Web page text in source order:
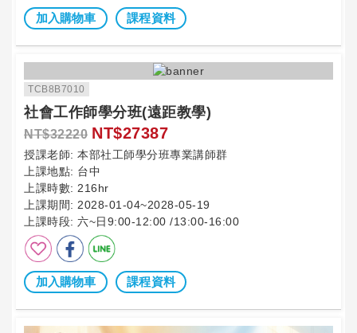
加入購物車 課程資料
TCB8B7010
社會工作師學分班(遠距教學)
NT$32220 NT$27387
授課老師: 本部社工師學分班專業講師群
上課地點: 台中
上課時數: 216hr
上課期間: 2028-01-04~2028-05-19
上課時段: 六~日9:00-12:00 /13:00-16:00
加入購物車 課程資料